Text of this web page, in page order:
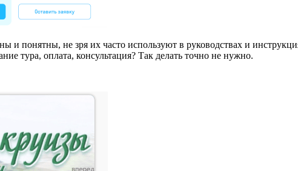
и понятны, не зря их часто используют в руководствах и
тура, оплата, консультация? Так делать точно не нужно.